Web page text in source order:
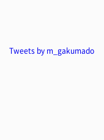
Tweets by m_gakumado